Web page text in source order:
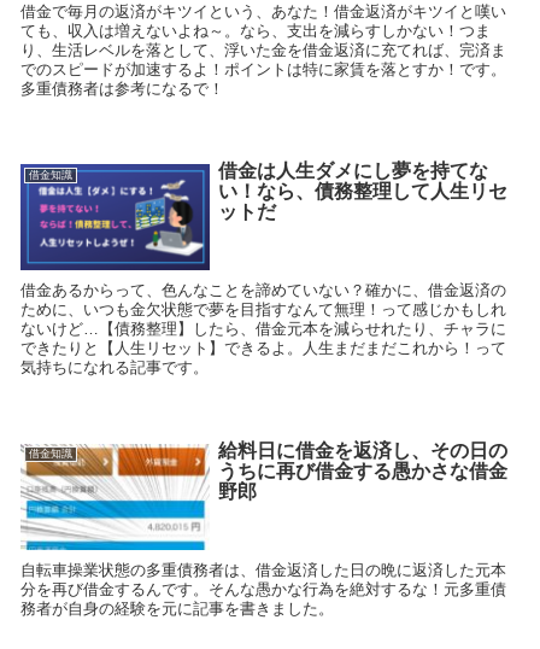
借金で毎月の返済がキツイという、あなた！借金返済がキツイと嘆い
ても、収入は増えないよね～。なら、支出を減らすしかない！つま
り、生活レベルを落として、浮いた金を借金返済に充てれば、完済ま
でのスピードが加速するよ！ポイントは特に家賃を落とすか！です。
多重債務者は参考になるで！
借金知識
借金は人生ダメにし夢を持てな
い！なら、債務整理して人生リセ
ットだ
借金あるからって、色んなことを諦めていない？確かに、借金返済の
ために、いつも金欠状態で夢を目指すなんて無理！って感じかもしれ
ないけど…【債務整理】したら、借金元本を減らせれたり、チャラに
できたりと【人生リセット】できるよ。人生まだまだこれから！って
気持ちになれる記事です。
借金知識
給料日に借金を返済し、その日の
うちに再び借金する愚かさな借金
野郎
自転車操業状態の多重債務者は、借金返済した日の晩に返済した元本
分を再び借金するんです。そんな愚かな行為を絶対するな！元多重債
務者が自身の経験を元に記事を書きました。